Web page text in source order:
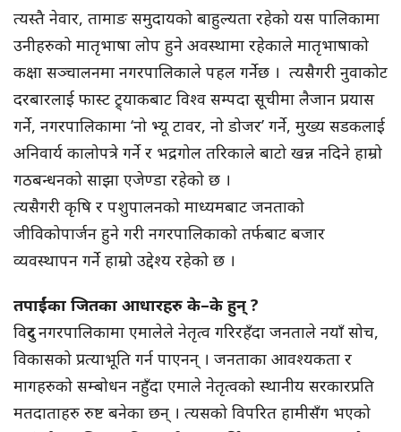
त्यस्तै नेवार, तामाङ समुदायको बाहुल्यता रहेको यस पालिकामा
उनीहरुको मातृभाषा लोप हुने अवस्थामा रहेकाले मातृभाषाको
कक्षा सञ्चालनमा नगरपालिकाले पहल गर्नेछ । त्यसैगरी नुवाकोट
दरबारलाई फास्ट ट्र्याकबाट विश्व सम्पदा सूचीमा लैजान प्रयास
गर्ने, नगरपालिकामा ‘नो भ्यू टावर, नो डोजर’ गर्ने, मुख्य सडकलाई
अनिवार्य कालोपत्रे गर्ने र भद्रगोल तरिकाले बाटो खन्न नदिने हाम्रो
गठबन्धनको साझा एजेण्डा रहेको छ ।
त्यसैगरी कृषि र पशुपालनको माध्यमबाट जनताको
जीविकोपार्जन हुने गरी नगरपालिकाको तर्फबाट बजार
व्यवस्थापन गर्ने हाम्रो उद्देश्य रहेको छ ।
तपाईंका जितका आधारहरु के–के हुन् ?
विदुर नगरपालिकामा एमालेले नेतृत्व गरिरहँदा जनताले नयाँ सोच,
विकासको प्रत्याभूति गर्न पाएनन् । जनताका आवश्यकता र
मागहरुको सम्बोधन नहुँदा एमाले नेतृत्वको स्थानीय सरकारप्रति
मतदाताहरु रुष्ट बनेका छन् । त्यसको विपरित हामीसँग भएको